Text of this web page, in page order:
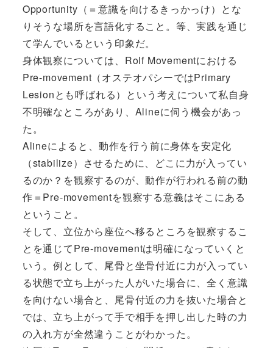
Opportunity（＝意識を向けるきっかっけ）とな
りそうな場所を言語化すること。等、実践を通じ
て学んでいるという印象だ。
身体観察については、Rolf Movementにおける
Pre-movement（オステオパシーではPrimary
Lesionとも呼ばれる）という考えについて私自身
不明確なところがあり、Alineに伺う機会があっ
た。
Alineによると、動作を行う前に身体を安定化
（stabilize）させるために、どこに力が入ってい
るのか？を観察するのが、動作が行われる前の動
作＝Pre-movementを観察する意義はそこにある
ということ。
そして、立位から座位へ移るところを観察するこ
とを通じてPre-movementは明確になっていくと
いう。例として、尾骨と坐骨付近に力が入ってい
る状態で立ち上がった人がいた場合に、全く意識
を向けない場合と、尾骨付近の力を抜いた場合と
では、立ち上がって手で相手を押し出した時の力
の入れ方が全然違うことがわかった。